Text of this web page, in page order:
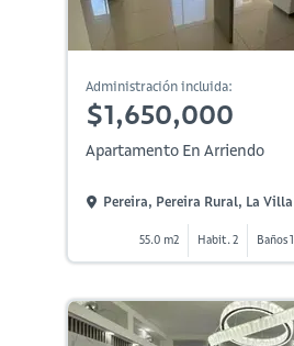
Administración incluida:
$1,650,000
Apartamento En Arriendo
Pereira, Pereira Rural, La Villa
55.0 m2 Habit. 2 Baños 1